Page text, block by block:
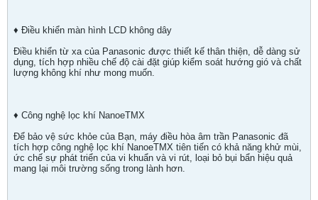
♦ Điều khiển màn hình LCD không dây
Điều khiển từ xa của Panasonic được thiết kế thân thiện, dễ dàng sử
dụng, tích hợp nhiều chế độ cài đặt giúp kiểm soát hướng gió và chất
lượng không khí như mong muốn.
♦ Công nghệ lọc khí NanoeTMX
Để bảo vệ sức khỏe của Bạn, máy điều hòa âm trần Panasonic đã
tích hợp công nghệ lọc khí NanoeTMX tiên tiến có khả năng khử mùi,
ức chế sự phát triển của vi khuẩn và vi rút, loại bỏ bụi bẩn hiệu quả
mang lại môi trường sống trong lành hơn.